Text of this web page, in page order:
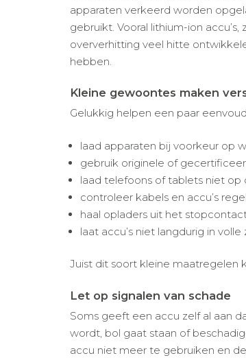
apparaten verkeerd worden
gebruikt. Vooral lithium-ion
oververhitting veel hitte
hebben.
Kleine gewoontes maken
Gelukkig helpen een paar
laad apparaten bij voorkeur op
gebruik originele of
laad telefoons of tablets niet op
controleer kabels en accu’s
haal opladers uit het
laat accu’s niet langdurig in
Juist dit soort kleine maatregelen
Let op signalen van schade
Soms geeft een accu zelf al aan
wordt, bol gaat staan of
accu niet meer te gebruiken en